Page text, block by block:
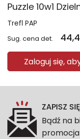
Trefl PAP
Sug. cena det.
Zaloguj się,
ZAPISZ
Bądź na